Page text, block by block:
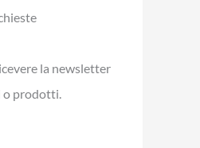
la newsletter
prodotti.